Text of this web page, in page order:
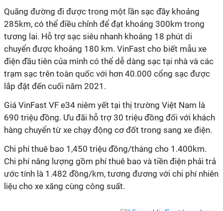
Quãng đường đi được trong một lần sạc đầy khoảng
285km, có thể điều chỉnh để đạt khoảng 300km trong
tương lai. Hỗ trợ sạc siêu nhanh khoảng 18 phút di
chuyển được khoảng 180 km. VinFast cho biết mẫu xe
điện đầu tiên của mình có thể dễ dàng sạc tại nhà và các
trạm sạc trên toàn quốc với hơn 40.000 cổng sạc được
lắp đặt đến cuối năm 2021.
Giá VinFast VF e34 niêm yết tại thị trường Việt Nam là
690 triệu đồng. Ưu đãi hỗ trợ 30 triệu đồng đối với khách
hàng chuyển từ xe chạy động cơ đốt trong sang xe điện.
Chi phí thuê bao 1,450 triệu đồng/tháng cho 1.400km.
Chi phí năng lượng gồm phí thuê bao và tiền điện phải trả
ước tính là 1.482 đồng/km, tương đương với chi phí nhiên
liệu cho xe xăng cùng công suất.